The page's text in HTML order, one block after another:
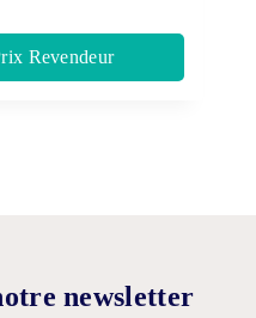
Revendeur
newsletter